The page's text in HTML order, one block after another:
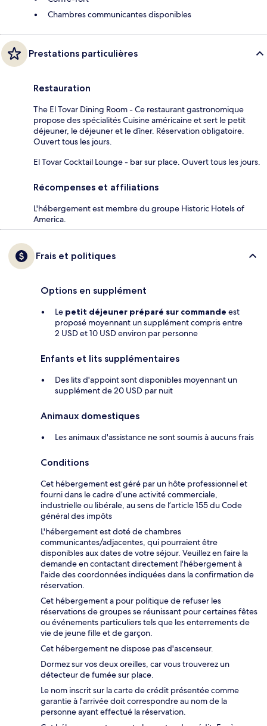
Chambres communicantes disponibles
Prestations particulières
Restauration
The El Tovar Dining Room - Ce restaurant gastronomique
propose des spécialités Cuisine américaine et sert le petit
déjeuner, le déjeuner et le dîner. Réservation obligatoire.
Ouvert tous les jours.
El Tovar Cocktail Lounge - bar sur place. Ouvert tous les jours.
Récompenses et affiliations
L'hébergement est membre du groupe Historic Hotels of
America.
Frais et politiques
Options en supplément
Le petit déjeuner préparé sur commande est
proposé moyennant un supplément compris entre
2 USD et 10 USD environ par personne
Enfants et lits supplémentaires
Des lits d'appoint sont disponibles moyennant un
supplément de 20 USD par nuit
Animaux domestiques
Les animaux d'assistance ne sont soumis à aucuns frais
Conditions
Cet hébergement est géré par un hôte professionnel et
fourni dans le cadre d’une activité commerciale,
industrielle ou libérale, au sens de l’article 155 du Code
général des impôts
L'hébergement est doté de chambres
communicantes/adjacentes, qui pourraient être
disponibles aux dates de votre séjour. Veuillez en faire la
demande en contactant directement l'hébergement à
l'aide des coordonnées indiquées dans la confirmation de
réservation.
Cet hébergement a pour politique de refuser les
réservations de groupes se réunissant pour certaines fêtes
ou événements particuliers tels que les enterrements de
vie de jeune fille et de garçon.
Cet hébergement ne dispose pas d'ascenseur.
Dormez sur vos deux oreilles, car vous trouverez un
détecteur de fumée sur place.
Le nom inscrit sur la carte de crédit présentée comme
garantie à l'arrivée doit correspondre au nom de la
personne ayant effectué la réservation.